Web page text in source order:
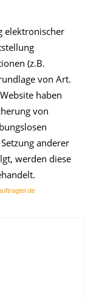
elektronischer
(z.B.
von Art.
haben
von
anderer
werden diese